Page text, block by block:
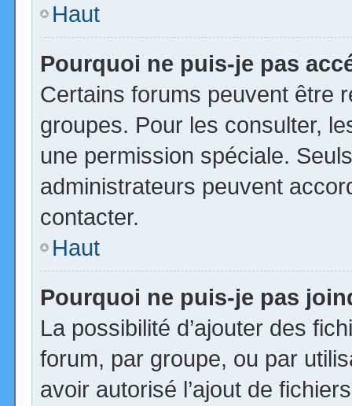
Haut
Pourquoi ne puis-je pas
Certains forums peuvent être
groupes. Pour les consulter,
une permission spéciale.
administrateurs peuvent
contacter.
Haut
Pourquoi ne puis-je pas
La possibilité d’ajouter des
forum, par groupe, ou par
avoir autorisé l’ajout de